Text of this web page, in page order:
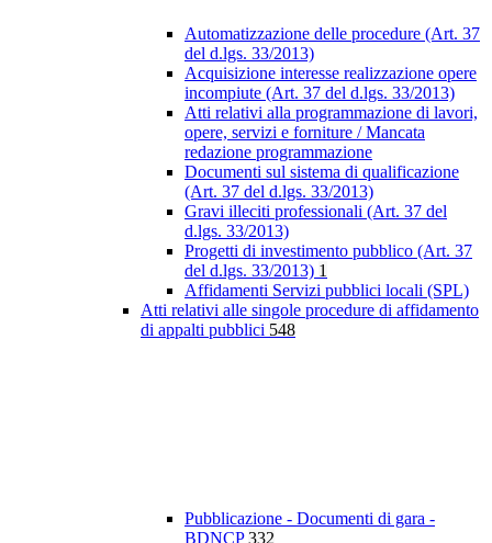
Automatizzazione delle procedure (Art. 37
del d.lgs. 33/2013)
Acquisizione interesse realizzazione opere
incompiute (Art. 37 del d.lgs. 33/2013)
Atti relativi alla programmazione di lavori,
opere, servizi e forniture / Mancata
redazione programmazione
Documenti sul sistema di qualificazione
(Art. 37 del d.lgs. 33/2013)
Gravi illeciti professionali (Art. 37 del
d.lgs. 33/2013)
Progetti di investimento pubblico (Art. 37
del d.lgs. 33/2013) 1
Affidamenti Servizi pubblici locali (SPL)
Atti relativi alle singole procedure di affidamento
di appalti pubblici 548
Pubblicazione - Documenti di gara -
BDNCP332